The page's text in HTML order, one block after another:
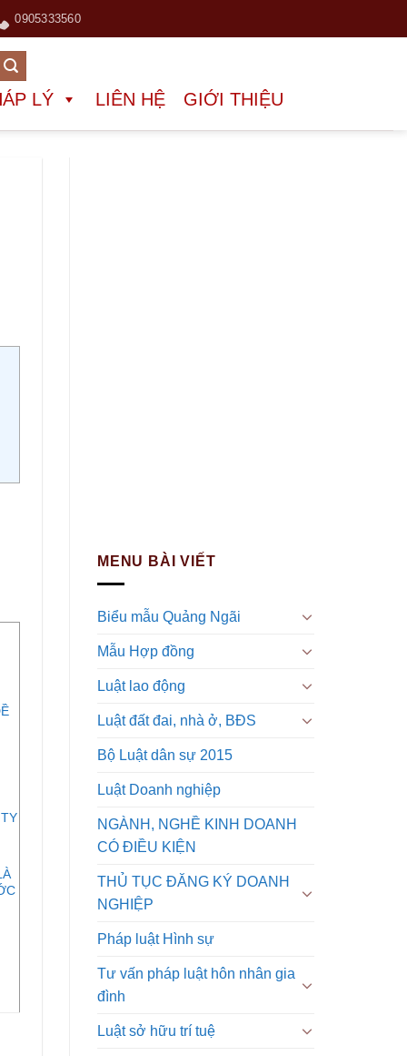
0905333560
LÝ LIÊN HỆ GIỚI THIỆU
MENU BÀI VIẾT
Biểu mẫu Quảng Ngãi
Mẫu Hợp đồng
Luật lao động
Luật đất đai, nhà ở, BĐS
Bộ Luật dân sự 2015
Luật Doanh nghiệp
NGÀNH, NGHỀ KINH DOANH
CÓ ĐIỀU KIỆN
THỦ TỤC ĐĂNG KÝ DOANH
NGHIỆP
Pháp luật Hình sự
Tư vấn pháp luật hôn nhân gia
đình
Luật sở hữu trí tuệ